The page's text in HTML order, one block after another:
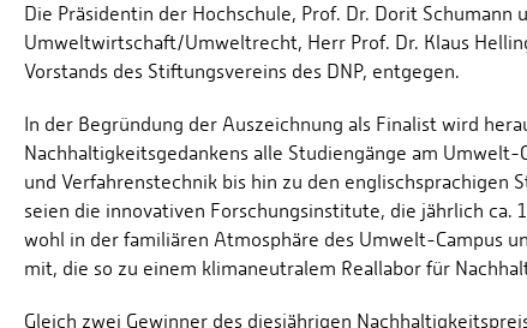
Die Präsidentin der Hochschule, Prof. Dr. Dorit Schumann
Umweltwirtschaft/Umweltrecht, Herr Prof. Dr. Klaus
Vorstands des Stiftungsvereins des DNP, entgegen.
In der Begründung der Auszeichnung als Finalist wird
Nachhaltigkeitsgedankens alle Studiengänge am
und Verfahrenstechnik bis hin zu den englischsprachigen
seien die innovativen Forschungsinstitute, die jährlich
wohl in der familiären Atmosphäre des Umwelt-Campus
mit, die so zu einem klimaneutralem Reallabor für
Gleich zwei Gewinner des diesjährigen